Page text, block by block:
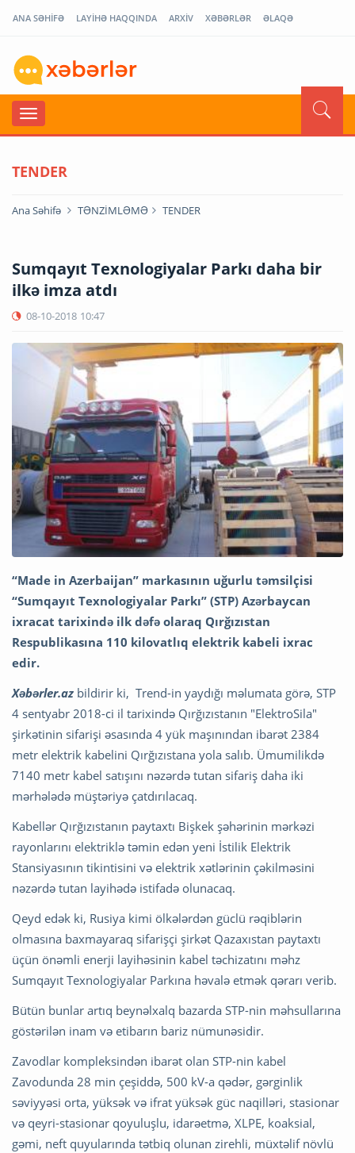
ANA SƏHİFƏ LAYİHƏ HAQQINDA ARXİV XƏBƏRLƏR ƏLAQƏ
TENDER
Ana Səhifə TƏNZİMLƏMƏ TENDER
Sumqayıt Texnologiyalar Parkı daha bir
ilkə imza atdı
08-10-2018 10:47
“Made in Azerbaijan” markasının uğurlu təmsilçisi
“Sumqayıt Texnologiyalar Parkı” (STP) Azərbaycan
ixracat tarixində ilk dəfə olaraq Qırğızıstan
Respublikasına 110 kilovatlıq elektrik kabeli ixrac
edir.
Xəbərler.az bildirir ki, Trend-in yaydığı məlumata görə, STP
4 sentyabr 2018-ci il tarixində Qırğızıstanın "ElektroSila"
şirkətinin sifarişi əsasında 4 yük maşınından ibarət 2384
metr elektrik kabelini Qırğızıstana yola salıb. Ümumilikdə
7140 metr kabel satışını nəzərdə tutan sifariş daha iki
mərhələdə müştəriyə çatdırılacaq.
Kabellər Qırğızıstanın paytaxtı Bişkek şəhərinin mərkəzi
rayonlarını elektriklə təmin edən yeni İstilik Elektrik
Stansiyasının tikintisini və elektrik xətlərinin çəkilməsini
nəzərdə tutan layihədə istifadə olunacaq.
Qeyd edək ki, Rusiya kimi ölkələrdən güclü rəqiblərin
olmasına baxmayaraq sifarişçi şirkət Qazaxıstan paytaxtı
üçün önəmli enerji layihəsinin kabel təchizatını məhz
Sumqayıt Texnologiyalar Parkına həvalə etmək qərarı verib.
Bütün bunlar artıq beynəlxalq bazarda STP-nin məhsullarına
göstərilən inam və etibarın bariz nümunəsidir.
Zavodlar kompleksindən ibarət olan STP-nin kabel
Zavodunda 28 min çeşiddə, 500 kV-a qədər, gərginlik
səviyyəsi orta, yüksək və ifrat yüksək güc naqilləri, stasionar
və qeyri-stasionar qoyuluşlu, idarəetmə, XLPE, koaksial,
gəmi, neft quyularında tətbiq olunan zirehli, müxtəlif növlü